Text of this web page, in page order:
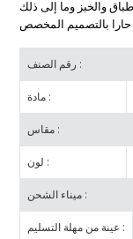
رقم الصنف :
مادة :
مقاس :
لون :
ميناء الشحن :
عينة من مهلة التسليم :